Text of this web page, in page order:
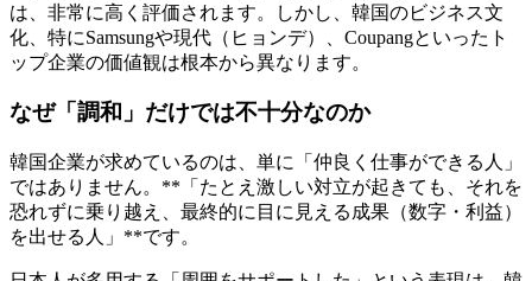
は、非常に高く評価されます。しかし、韓国のビジネス文
化、特にSamsungや現代（ヒョンデ）、Coupangといったト
ップ企業の価値観は根本から異なります。
なぜ「調和」だけでは不十分なのか
韓国企業が求めているのは、単に「仲良く仕事ができる人」
ではありません。**「たとえ激しい対立が起きても、それを
恐れずに乗り越え、最終的に目に見える成果（数字・利益）
を出せる人」**です。